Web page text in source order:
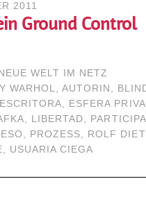
2011
Ground Control
NEUE WELT IM NETZ
WARHOL,AUTORIN ,
ESCRITORA, ESFERA
, LIBERTAD,
, PROZESS, ROLF
, USUARIA CIEGA